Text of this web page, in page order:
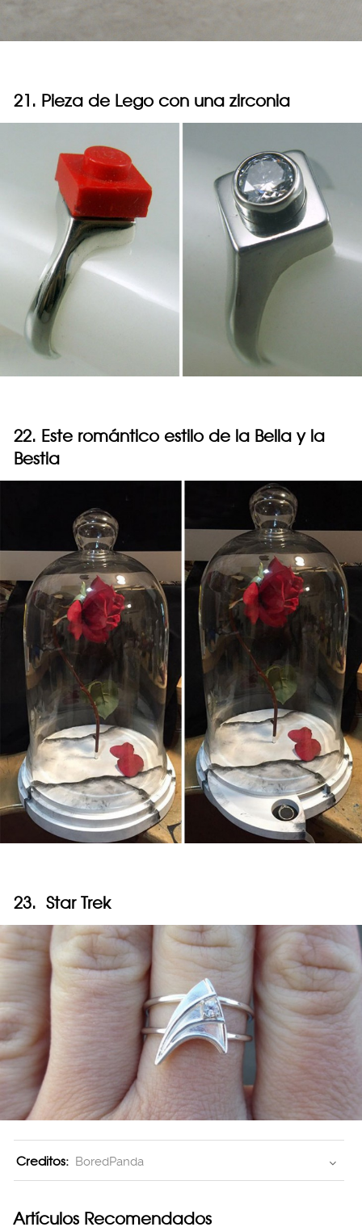
21. Pieza de Lego con una zirconia
22. Este romántico estilo de la Bella y la
Bestia
23. Star Trek
Creditos: BoredPanda
Artículos Recomendados